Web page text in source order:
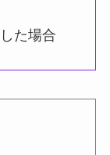
た場合